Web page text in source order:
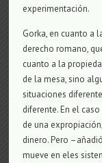
experimentación.
Gorka, en cuanto a
derecho romano,
cuanto a la
de la mesa, sino
situaciones
diferente. En el
de una
dinero. Pero
mueve en eles